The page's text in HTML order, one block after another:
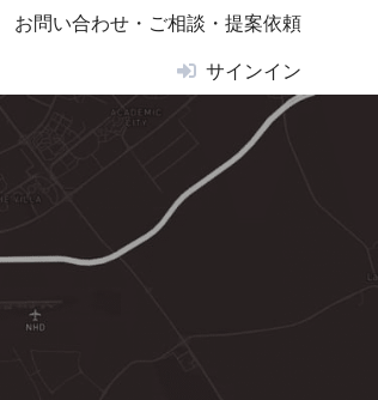
お問い合わせ・ご相談・提案依頼
サインイン